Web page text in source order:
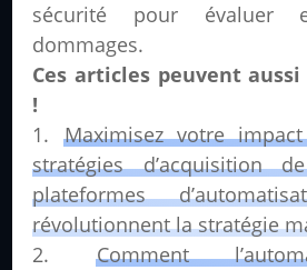
sécurité pour évaluer
dommages.
Ces articles peuvent
!
Maximisez votre
stratégies d’acquisition
plateformes
révolutionnent la stratégie
Comment